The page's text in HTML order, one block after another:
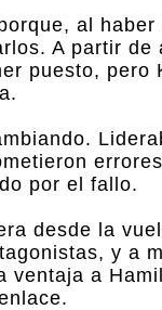
al
A partir
puesto,
por el fallo.
desde la
y a
ventaja a